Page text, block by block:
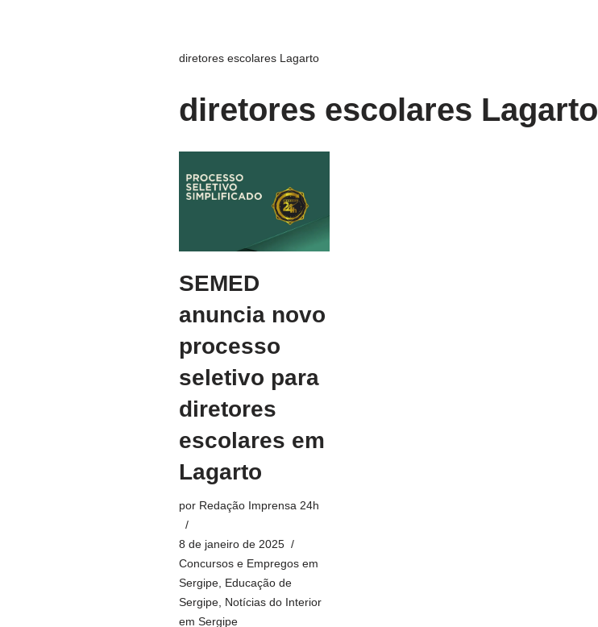
diretores escolares Lagarto
diretores escolares Lagarto
SEMED
anuncia novo
processo
seletivo para
diretores
escolares em
Lagarto
por Redação Imprensa 24h
8 de janeiro de 2025
Concursos e Empregos em
Sergipe, Educação de
Sergipe, Notícias do Interior
em Sergipe